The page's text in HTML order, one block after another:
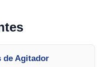
de Agitador